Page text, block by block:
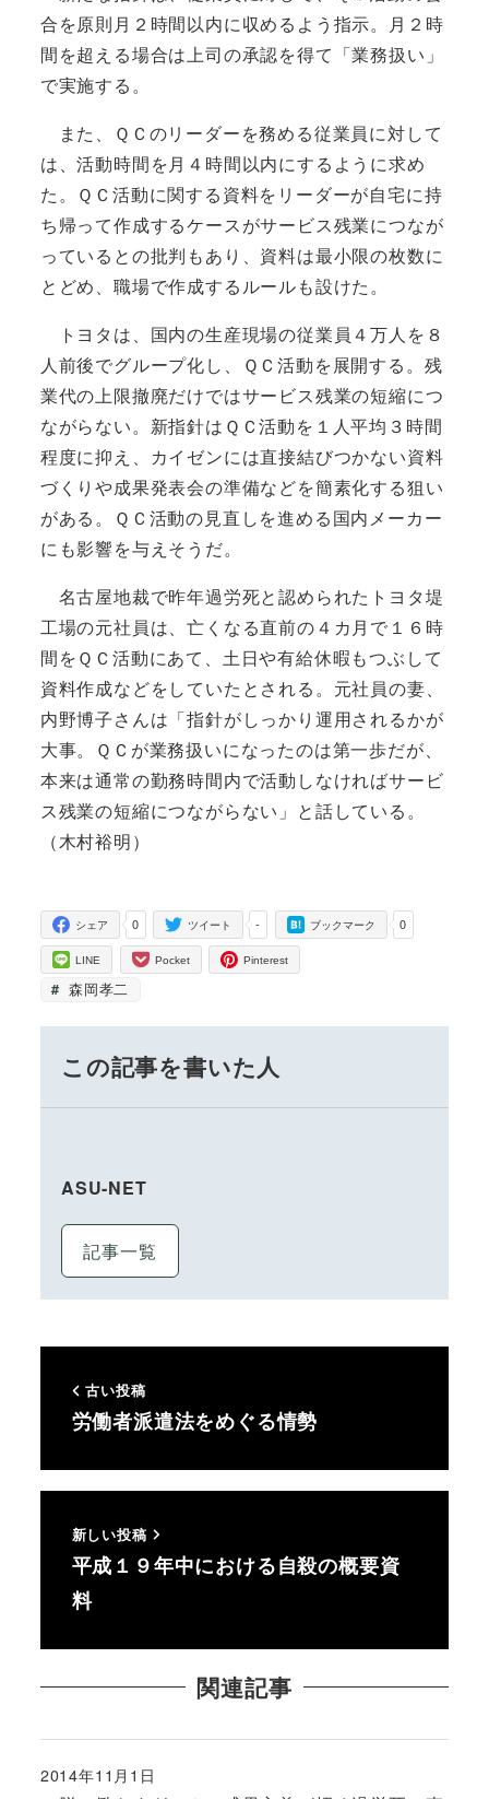
合を原則月２時間以内に収めるよう指示。月２時
間を超える場合は上司の承認を得て「業務扱い」
で実施する。
また、ＱＣのリーダーを務める従業員に対して
は、活動時間を月４時間以内にするように求め
た。ＱＣ活動に関する資料をリーダーが自宅に持
ち帰って作成するケースがサービス残業につなが
っているとの批判もあり、資料は最小限の枚数に
とどめ、職場で作成するルールも設けた。
トヨタは、国内の生産現場の従業員４万人を８
人前後でグループ化し、ＱＣ活動を展開する。残
業代の上限撤廃だけではサービス残業の短縮につ
ながらない。新指針はＱＣ活動を１人平均３時間
程度に抑え、カイゼンには直接結びつかない資料
づくりや成果発表会の準備などを簡素化する狙い
がある。ＱＣ活動の見直しを進める国内メーカー
にも影響を与えそうだ。
名古屋地裁で昨年過労死と認められたトヨタ堤
工場の元社員は、亡くなる直前の４カ月で１６時
間をＱＣ活動にあて、土日や有給休暇もつぶして
資料作成などをしていたとされる。元社員の妻、
内野博子さんは「指針がしっかり運用されるかが
大事。ＱＣが業務扱いになったのは第一歩だが、
本来は通常の勤務時間内で活動しなければサービ
ス残業の短縮につながらない」と話している。
（木村裕明）
0
シェア -
ツイート 0
ブックマーク
LINE Pocket Pinterest
森岡孝二
この記事を書いた人
ASU-NET
記事一覧
古い投稿
労働者派遣法をめぐる情勢
新しい投稿
平成１９年中における自殺の概要資
料
関連記事
投稿日
2014年11月1日